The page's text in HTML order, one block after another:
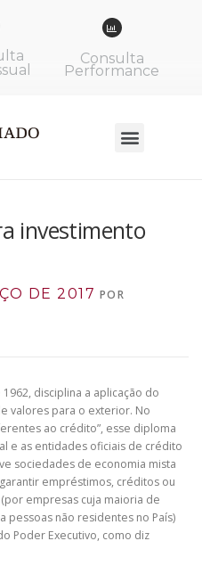
Consulta
Performance
investimento
DE 2017 POR
disciplina a aplicação do
valores para o exterior. No
ao crédito”, esse diploma
e as entidades oficiais de crédito
sociedades de economia mista
empréstimos, créditos ou
empresas cuja maioria de
pessoas não residentes no País)
Poder Executivo, como diz